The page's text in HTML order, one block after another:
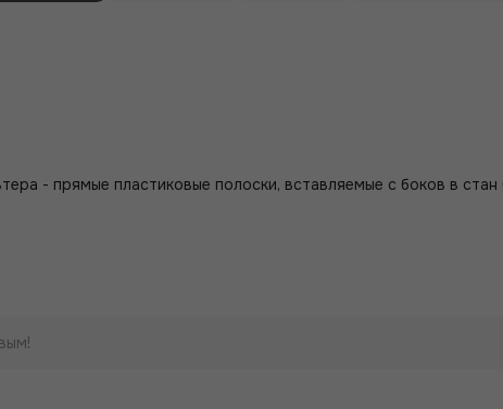
- прямые пластиковые полоски, вставляемые с боков в